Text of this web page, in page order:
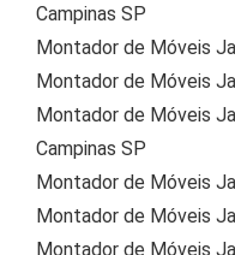
Campinas SP
Montador de Móveis
Montador de Móveis
Montador de Móveis
Campinas SP
Montador de Móveis
Montador de Móveis
Montador de Móveis